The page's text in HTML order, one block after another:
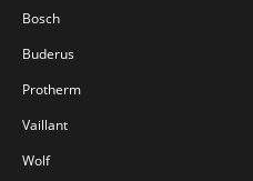
Bosch
Buderus
Protherm
Vaillant
Wolf